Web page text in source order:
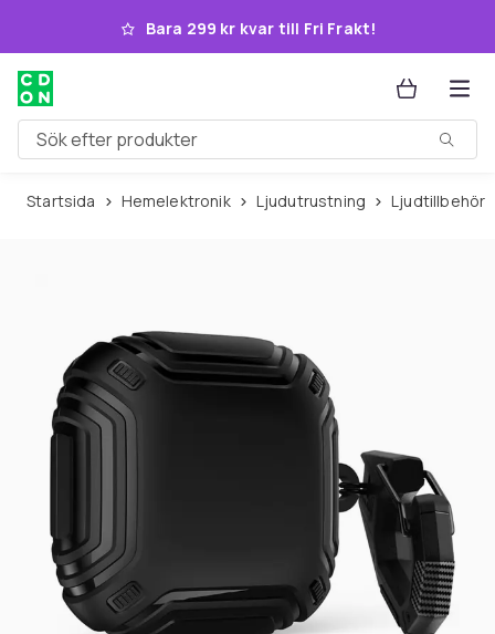
Hoppa till huvudinnehållet
Bara 299 kr kvar till Fri Frakt!
Sök efter produkter
Startsida Hemelektronik Ljudutrustning Ljudtillbehör